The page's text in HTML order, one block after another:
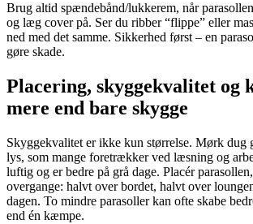
Brug altid spændebånd/lukkerem, når
og læg cover på. Ser du ribber “flippe” eller
ned med det samme. Sikkerhed først – en
gøre skade.
Placering, skyggekvalitet og
mere end bare skygge
Skyggekvalitet er ikke kun størrelse. Mørk
lys, som mange foretrækker ved læsning og
luftig og er bedre på grå dage. Placér
overgange: halvt over bordet, halvt over
dagen. To mindre parasoller kan ofte skabe
end én kæmpe.